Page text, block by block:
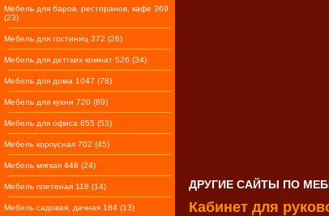
Мебель для баров, ресторанов, кафе 369
(23)
Мебель для гостиниц 372 (26)
Мебель для детских комнат 526 (34)
Мебель для дома 1047 (78)
Мебель для кухни 720 (89)
Мебель для офиса 655 (53)
Мебель корпусная 702 (45)
Мебель мягкая 448 (24)
Мебель плетеная 118 (14)
Мебель садовая, дачная 184 (13)
ДРУГИЕ САЙТЫ ПО
Кабинет для